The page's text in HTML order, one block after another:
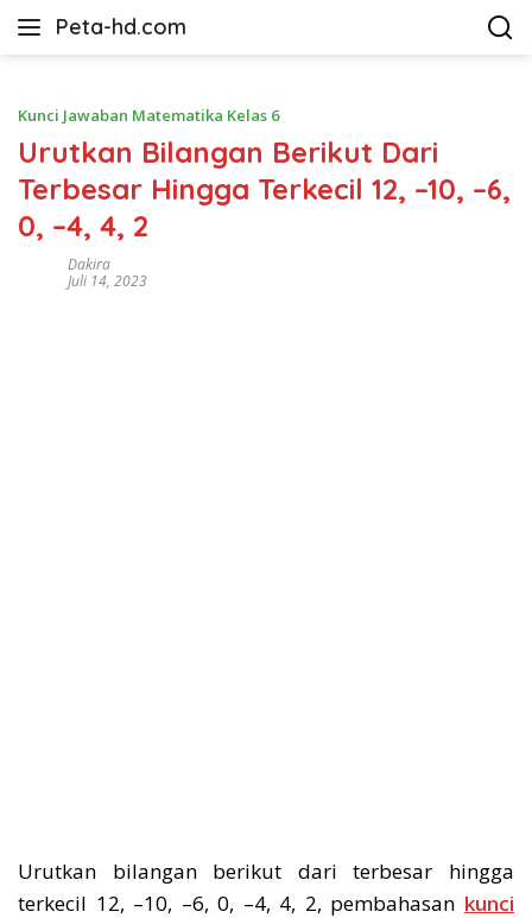
Peta-hd.com
Kumpulan
HD
Kunci Jawaban Matematika Kelas 6
Urutkan Bilangan Berikut Dari
Terbesar Hingga Terkecil 12, –10, –6,
0, –4, 4, 2
Dakira
Juli 14, 2023
Urutkan bilangan berikut dari terbesar hingga
terkecil 12, –10, –6, 0, –4, 4, 2, pembahasan kunci